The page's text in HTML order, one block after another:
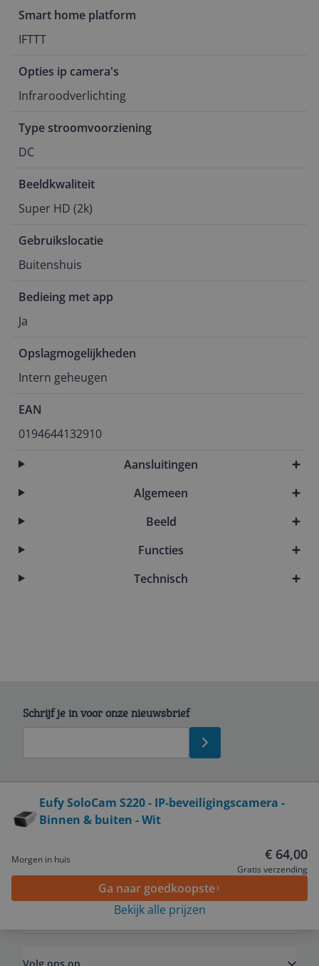
Smart home platform
IFTTT
Opties ip camera's
Infraroodverlichting
Type stroomvoorziening
DC
Beeldkwaliteit
Super HD (2k)
Gebruikslocatie
Buitenshuis
Bedieing met app
Ja
Opslagmogelijkheden
Intern geheugen
EAN
0194644132910
Aansluitingen
Algemeen
Beeld
Functies
Technisch
Eufy SoloCam S220 - IP-beveiligingscamera -
Binnen & buiten - Wit
Morgen in huis € 64,00
Gratis verzending
Ga naar goedkoopste
Bekijk alle prijzen
Schrijf je in voor onze nieuwsbrief
Service
Algemeen
Volg ons op